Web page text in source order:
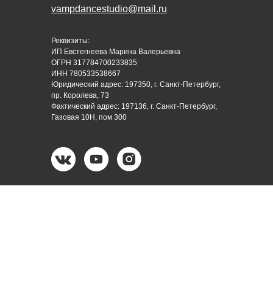
vampdancestudio@mail.ru
Реквизиты:
ИП Евстегнеева Марина Валерьевна
ОГРН 317784700233835
ИНН 780533538667
Юридический адрес: 197350, г. Санкт-Петербург,
пр. Королева, 73
Фактический адрес: 197136, г. Санкт-Петербург,
Газовая 10Н, пом 300